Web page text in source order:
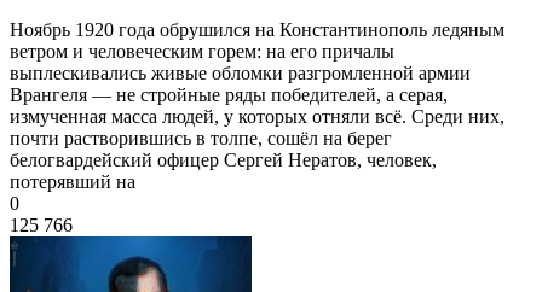
Ноябрь 1920 года обрушился на Константинополь ледяным
ветром и человеческим горем: на его причалы
выплескивались живые обломки разгромленной армии
Врангеля — не стройные ряды победителей, а серая,
измученная масса людей, у которых отняли всё. Среди них,
почти растворившись в толпе, сошёл на берег
белогвардейский офицер Сергей Нератов, человек,
потерявший на
0
125 766